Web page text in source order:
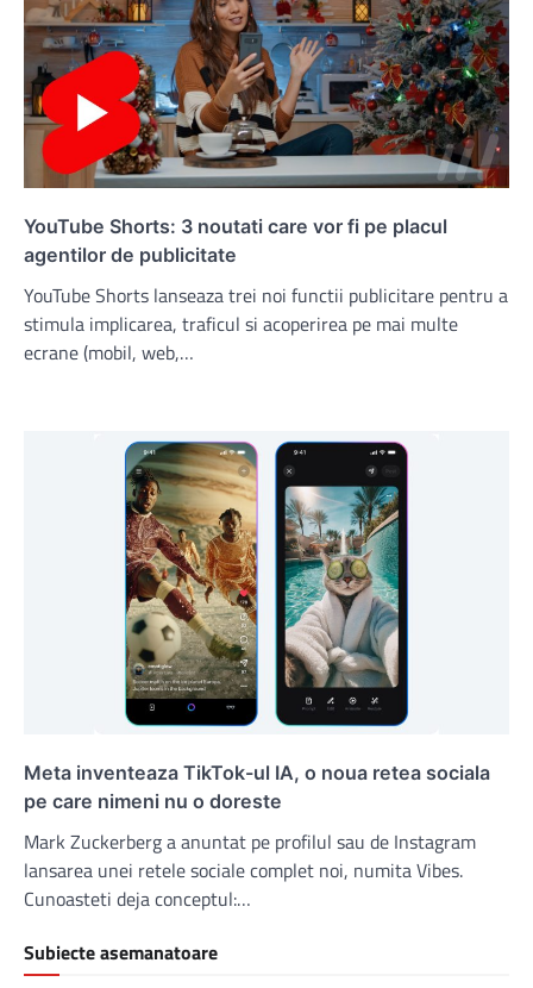
YouTube Shorts: 3 noutati care vor fi pe placul
agentilor de publicitate
YouTube Shorts lanseaza trei noi functii publicitare pentru a
stimula implicarea, traficul si acoperirea pe mai multe
ecrane (mobil, web,…
Meta inventeaza TikTok-ul IA, o noua retea sociala
pe care nimeni nu o doreste
Mark Zuckerberg a anuntat pe profilul sau de Instagram
lansarea unei retele sociale complet noi, numita Vibes.
Cunoasteti deja conceptul:…
Subiecte asemanatoare